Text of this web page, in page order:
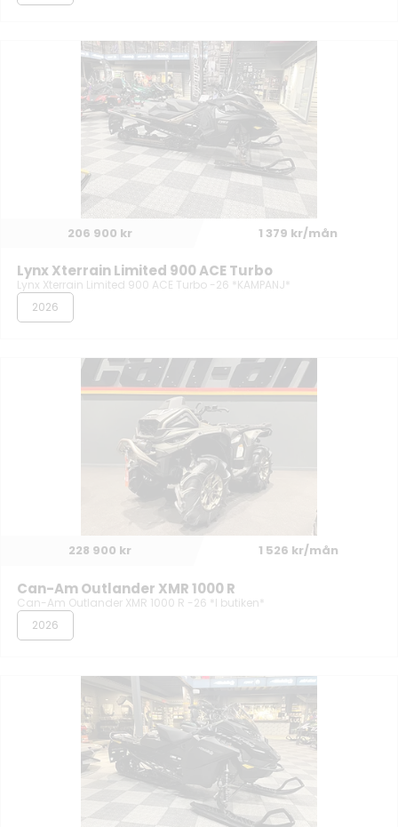
206 900 kr 1 379 kr/mån
Lynx Xterrain Limited 900 ACE Turbo
Lynx Xterrain Limited 900 ACE Turbo -26 *KAMPANJ*
2026
228 900 kr 1 526 kr/mån
Can-Am Outlander XMR 1000 R
Can-Am Outlander XMR 1000 R -26 *I butiken*
2026